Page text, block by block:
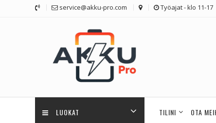
service@akku-pro.com Työajat - klo 11-17
LUOKAT TILINI OTA